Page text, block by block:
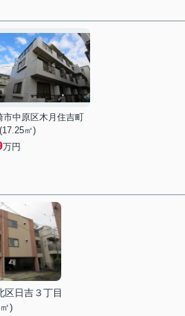
市中原区木月住吉町
㎡)
万円
区日吉３丁目
)